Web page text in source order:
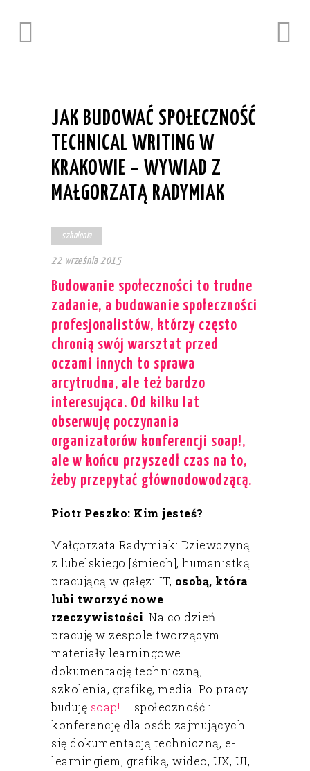
JAK BUDOWAĆ SPOŁECZNOŚĆ
TECHNICAL WRITING W
KRAKOWIE – WYWIAD Z
MAŁGORZATĄ RADYMIAK
szkolenia
22 września 2015
Budowanie społeczności to trudne
zadanie, a budowanie społeczności
profesjonalistów, którzy często
chronią swój warsztat przed
oczami innych to sprawa
arcytrudna, ale też bardzo
interesująca. Od kilku lat
obserwuję poczynania
organizatorów konferencji soap!,
ale w końcu przyszedł czas na to,
żeby przepytać głównodowodzącą.
Piotr Peszko: Kim jesteś?
Małgorzata Radymiak: Dziewczyną
z lubelskiego [śmiech], humanistką
pracującą w gałęzi IT, osobą, która
lubi tworzyć nowe
rzeczywistości . Na co dzień
pracuję w zespole tworzącym
materiały learningowe –
dokumentację techniczną,
szkolenia, grafikę, media. Po pracy
buduję soap! – społeczność i
konferencję dla osób zajmujących
się dokumentacją techniczną, e-
learningiem, grafiką, wideo, UX, UI,